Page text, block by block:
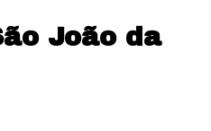
João da